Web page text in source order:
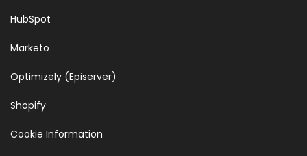
HubSpot
Marketo
Optimizely (Episerver)
Shopify
Cookie Information